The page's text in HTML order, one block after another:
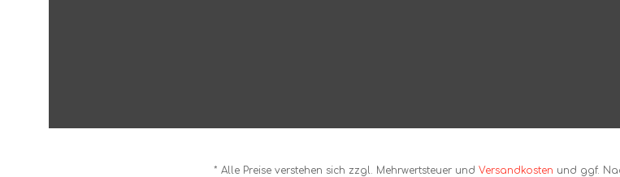
* Alle Preise verstehen sich zzgl. Mehrwertsteuer und Versandkosten und ggf.